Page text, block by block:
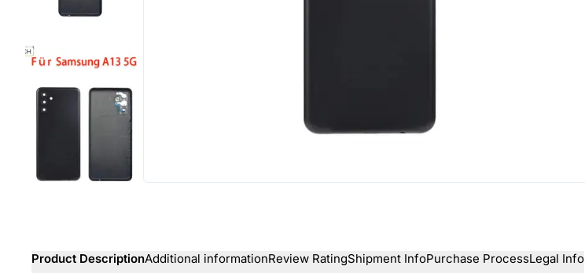
Product DescriptionAdditional informationReview RatingShipment InfoPurchase ProcessLegal Info